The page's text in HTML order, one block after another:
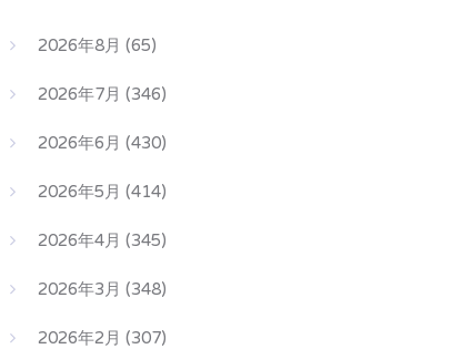
2026年8月 (65)
2026年7月 (346)
2026年6月 (430)
2026年5月 (414)
2026年4月 (345)
2026年3月 (348)
2026年2月 (307)